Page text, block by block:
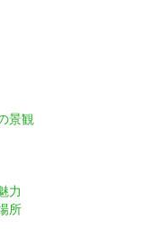
景観
力
所